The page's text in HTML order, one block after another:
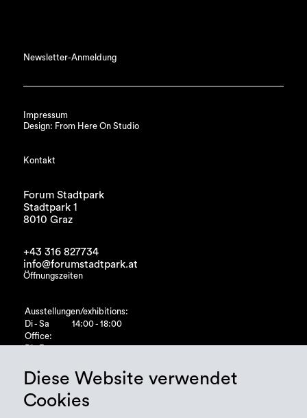
Newsletter-Anmeldung
Impressum
Design: From Here On Studio
Kontakt
Forum Stadtpark
Stadtpark 1
8010 Graz
+43 316 827734
info@forumstadtpark.at
Öffnungszeiten
Ausstellungen/exhibitions:
Di - Sa
14:00 - 18:00
Office:
Diese Website verwendet
Cookies